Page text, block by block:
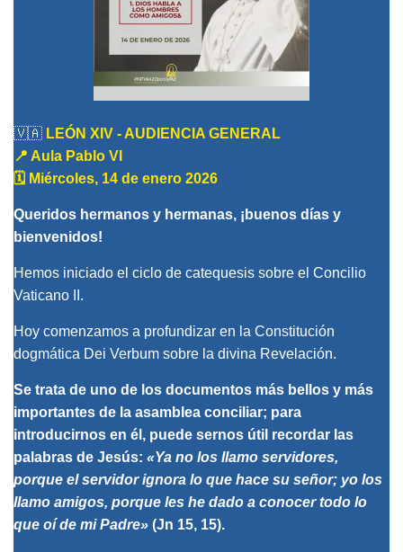
🇻🇦 LEÓN XIV - AUDIENCIA GENERAL
📍 Aula Pablo VI
🗓️ Miércoles, 14 de enero 2026
Queridos hermanos y hermanas, ¡buenos días y
bienvenidos!
Hemos iniciado el ciclo de catequesis sobre el Concilio
Vaticano II .
Hoy comenzamos a profundizar en la Constitución
dogmática Dei Verbum sobre la divina Revelación.
Se trata de uno de los documentos más bellos y más
importantes de la asamblea conciliar; para
introducirnos en él, puede sernos útil recordar las
palabras de Jesús: «Ya no los llamo servidores,
porque el servidor ignora lo que hace su señor; yo los
llamo amigos, porque les he dado a conocer todo lo
que oí de mi Padre» (Jn 15, 15).